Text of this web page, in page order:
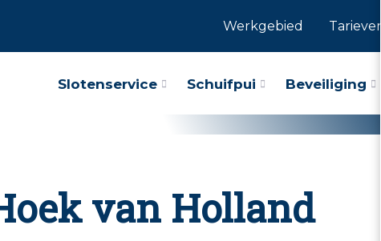
Werkgebied Tarieven
Slotenservice Schuifpui Beveiliging
van Holland